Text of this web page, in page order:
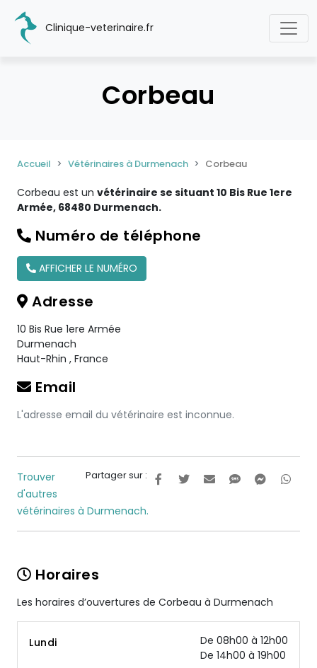
Clinique-veterinaire.fr
Corbeau
Accueil Vétérinaires à Durmenach Corbeau
Corbeau est un vétérinaire se situant 10 Bis Rue 1ere
Armée, 68480 Durmenach.
Numéro de téléphone
AFFICHER LE NUMÉRO
Adresse
10 Bis Rue 1ere Armée
Durmenach
Haut-Rhin , France
Email
L'adresse email du vétérinaire est inconnue.
Partager sur :
Trouver
d'autres
vétérinaires à Durmenach.
Horaires
Les horaires d’ouvertures de Corbeau à Durmenach
Lundi
De 08h00 à 12h00
De 14h00 à 19h00